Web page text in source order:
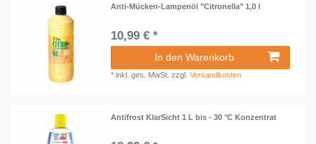
Anti-Mücken-Lampenöl "Citronella" 1,0 l
10,99 € *
In den Warenkorb
*inkl. ges. MwSt. zzgl.Versandkosten
Antifrost KlarSicht 1 L bis - 30 °C Konzentrat